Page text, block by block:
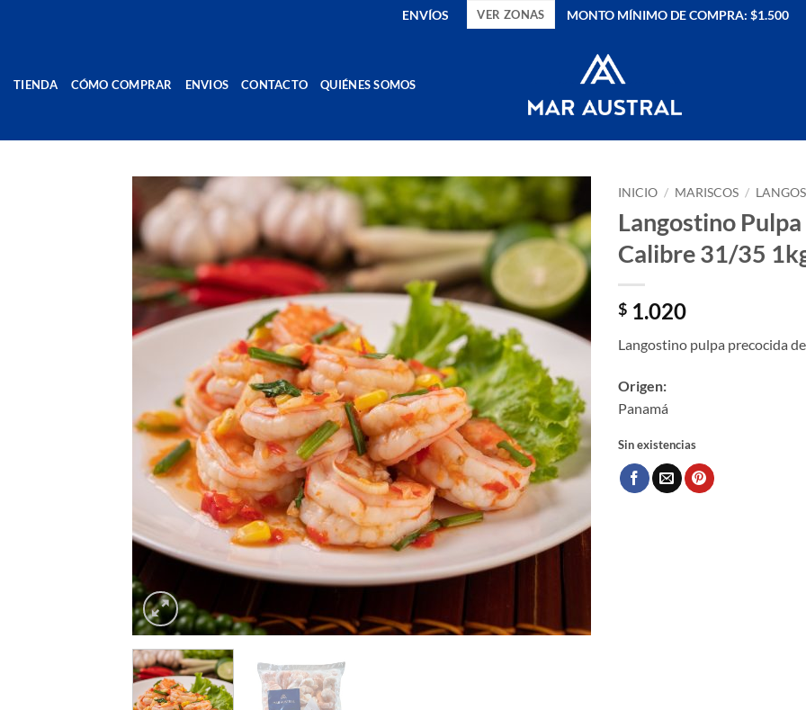
ENVÍOS VER ZONAS MONTO MÍNIMO DE COMPRA: $1.500
TIENDA CÓMO COMPRAR ENVIOS CONTACTO QUIÉNES SOMOS
INICIO / MARISCOS /
Langostino
Calibre 31/35
$ 1.020
Langostino pulpa precocida
Origen:
Panamá
Sin existencias